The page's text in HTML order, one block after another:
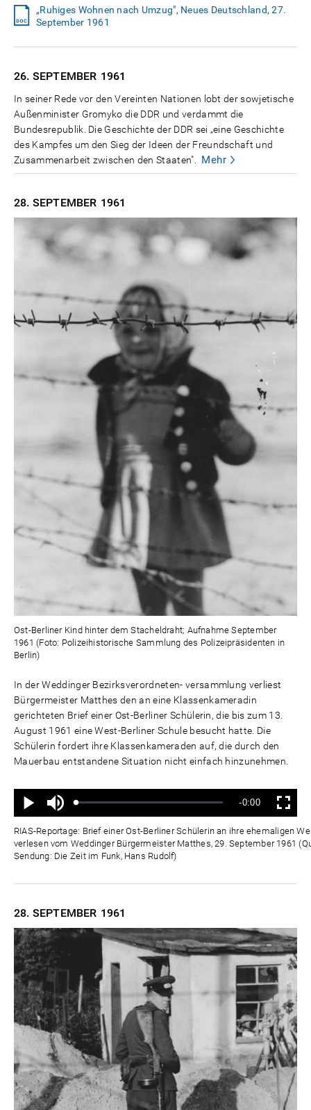
„Ruhiges Wohnen nach Umzug", Neues Deutschland, 27.
September 1961
26. SEPTEMBER 1961
In seiner Rede vor den Vereinten Nationen lobt der sowjetische
Außenminister Gromyko die DDR und verdammt die
Bundesrepublik. Die Geschichte der DDR sei „eine Geschichte
des Kampfes um den Sieg der Ideen der Freundschaft und
Zusammenarbeit zwischen den Staaten".
Mehr
28. SEPTEMBER 1961
Ost-Berliner Kind hinter dem Stacheldraht; Aufnahme September
1961 (Foto: Polizeihistorische Sammlung des Polizeipräsidenten in
Berlin)
In der Weddinger Bezirksverordneten- versammlung verliest
Bürgermeister Matthes den an eine Klassenkameradin
gerichteten Brief einer Ost-Berliner Schülerin, die bis zum 13.
August 1961 eine West-Berliner Schule besucht hatte. Die
Schülerin fordert ihre Klassenkameraden auf, die durch den
Mauerbau entstandene Situation nicht einfach hinzunehmen.
Wiedergabe
Ton
aus
Geladen:
Status:
Verbleibende
Zeit
-0:00 Vollbild
RIAS-Reportage: Brief einer Ost-Berliner Schülerin an ihre ehemaligen
verlesen vom Weddinger Bürgermeister Matthes, 29. September 1961
Sendung: Die Zeit im Funk, Hans Rudolf)
28. SEPTEMBER 1961